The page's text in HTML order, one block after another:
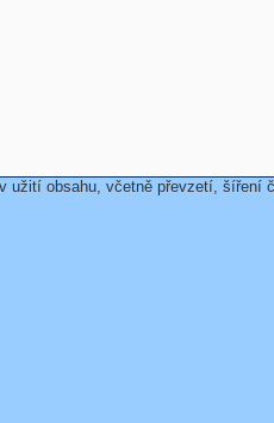
užití obsahu, včetně převzetí, šíření